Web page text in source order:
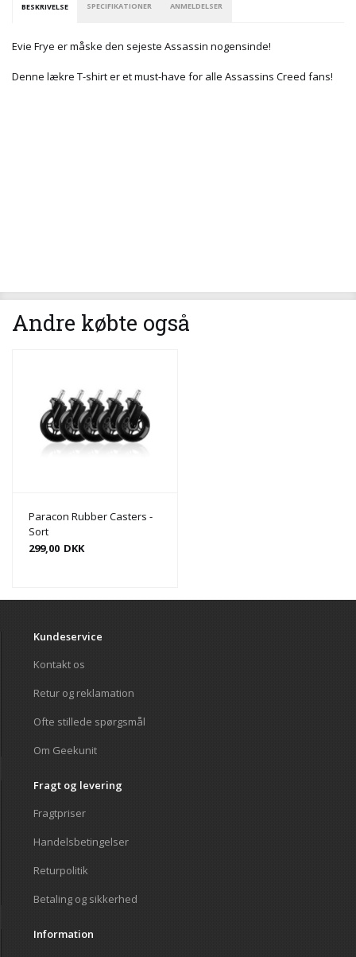
BESKRIVELSE SPECIFIKATIONER ANMELDELSER
Evie Frye er måske den sejeste Assassin nogensinde!
Denne lækre T-shirt er et must-have for alle Assassins Creed fans!
Andre købte også
Paracon Rubber Casters -
Sort
299,00 DKK
Kundeservice
Kontakt os
Retur og reklamation
Ofte stillede spørgsmål
Om Geekunit
Fragt og levering
Fragtpriser
Handelsbetingelser
Returpolitik
Betaling og sikkerhed
Information